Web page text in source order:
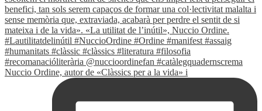
Nuccio Ordine, autor de «Clàssics per a la vida» i